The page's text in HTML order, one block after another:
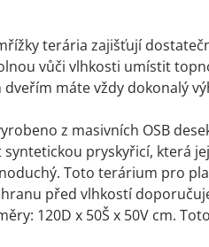
terária zajišťují
vůči vlhkosti umístit
máte vždy dokonalý
z masivních OSB
pryskyřicí, která
Toto terárium pro
před vlhkostí
120D x 50Š x 50V cm.